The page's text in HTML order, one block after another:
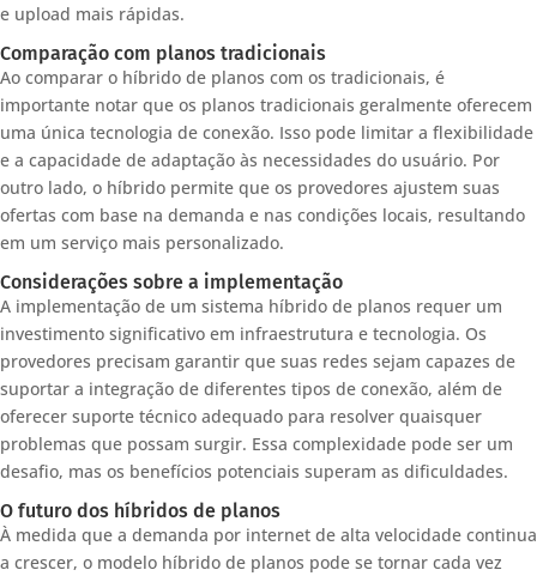
e upload mais rápidas.
Comparação com planos tradicionais
Ao comparar o híbrido de planos com os tradicionais, é
importante notar que os planos tradicionais geralmente oferecem
uma única tecnologia de conexão. Isso pode limitar a flexibilidade
e a capacidade de adaptação às necessidades do usuário. Por
outro lado, o híbrido permite que os provedores ajustem suas
ofertas com base na demanda e nas condições locais, resultando
em um serviço mais personalizado.
Considerações sobre a implementação
A implementação de um sistema híbrido de planos requer um
investimento significativo em infraestrutura e tecnologia. Os
provedores precisam garantir que suas redes sejam capazes de
suportar a integração de diferentes tipos de conexão, além de
oferecer suporte técnico adequado para resolver quaisquer
problemas que possam surgir. Essa complexidade pode ser um
desafio, mas os benefícios potenciais superam as dificuldades.
O futuro dos híbridos de planos
À medida que a demanda por internet de alta velocidade continua
a crescer, o modelo híbrido de planos pode se tornar cada vez